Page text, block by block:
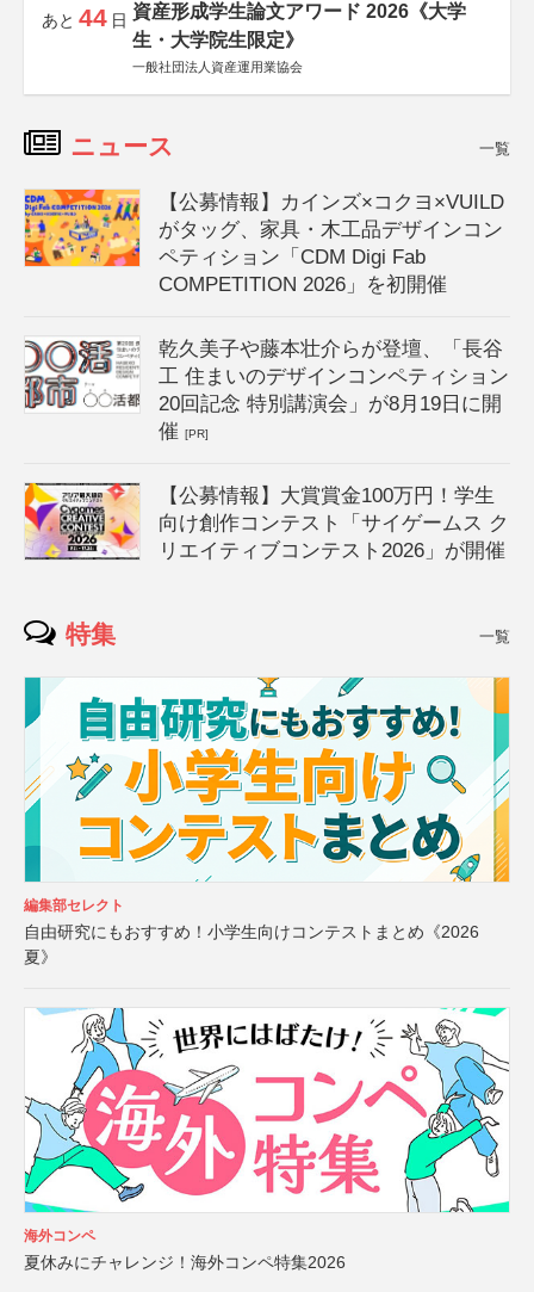
あと 44 日 資産形成学生論文アワード 2026《大学
生・大学院生限定》
一般社団法人資産運用業協会
ニュース 一覧
【公募情報】カインズ×コクヨ×VUILD
がタッグ、家具・木工品デザインコン
ペティション「CDM Digi Fab
COMPETITION 2026」を初開催
乾久美子や藤本壮介らが登壇、「長谷
工 住まいのデザインコンペティション
20回記念 特別講演会」が8月19日に開
催[PR]
【公募情報】大賞賞金100万円！学生
向け創作コンテスト「サイゲームス ク
リエイティブコンテスト2026」が開催
特集 一覧
編集部セレクト
自由研究にもおすすめ！小学生向けコンテストまとめ《2026
夏》
海外コンペ
夏休みにチャレンジ！海外コンペ特集2026